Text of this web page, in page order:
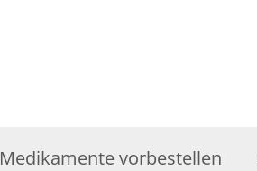
Medikamente vorbestellen